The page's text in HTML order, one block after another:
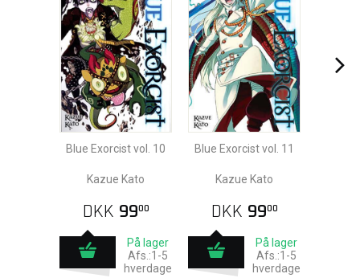
Blue Exorcist vol. 10
Kazue Kato
DKK 9900
På lager
Afs.:1-5
hverdage
Blue Exorcist vol. 11
Kazue Kato
DKK 9900
På lager
Afs.:1-5
hverdage